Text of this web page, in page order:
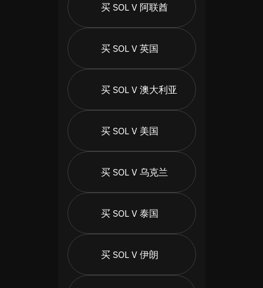
买 SOL V 阿联酋
买 SOL V 英国
买 SOL V 澳大利亚
买 SOL V 美国
买 SOL V 乌克兰
买 SOL V 泰国
买 SOL V 伊朗